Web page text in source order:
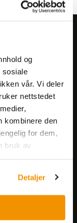
og
sosiale
vår. Vi deler
nettstedet
kombinere den
for dem,
bruk av
Detaljer